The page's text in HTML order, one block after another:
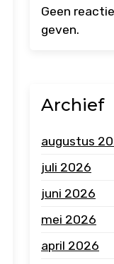
Geen
geven.
Archief
augustus
juli 2026
juni 2026
mei 2026
april 2026